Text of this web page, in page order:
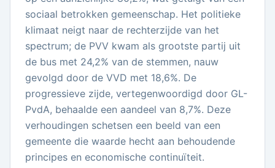
sociaal betrokken gemeenschap. Het politieke
klimaat neigt naar de rechterzijde van het
spectrum; de PVV kwam als grootste partij uit
de bus met 24,2% van de stemmen, nauw
gevolgd door de VVD met 18,6%. De
progressieve zijde, vertegenwoordigd door GL-
PvdA, behaalde een aandeel van 8,7%. Deze
verhoudingen schetsen een beeld van een
gemeente die waarde hecht aan behoudende
principes en economische continuïteit.